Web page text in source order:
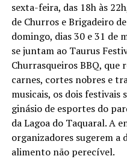
sexta-feira, das 18h às
de Churros e Brigadeiro
domingo, dias 30 e 31 de
se juntam ao Taurus
Churrasqueiros BBQ, que
carnes, cortes nobres e
musicais, os dois festivais
ginásio de esportes do
da Lagoa do Taquaral. A
organizadores sugerem a
alimento não perecível.